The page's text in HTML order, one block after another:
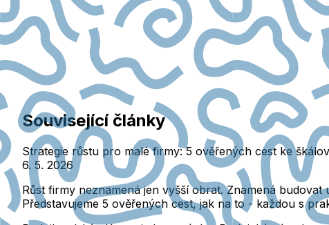
Související články
Strategie růstu pro malé firmy: 5 ověřených cest ke
6. 5. 2026
Růst firmy neznamená jen vyšší obrat. Znamená
Představujeme 5 ověřených cest, jak na to - každou s